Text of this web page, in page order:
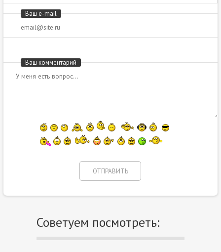
Ваш e-mail
Ваш комментарий
Советуем посмотреть: